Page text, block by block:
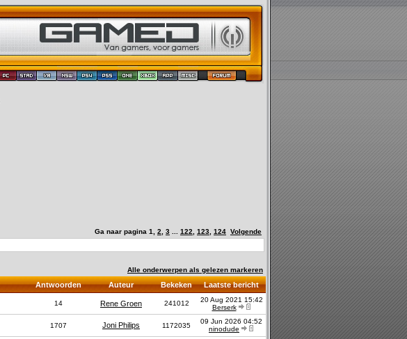
Ga naar pagina 1 2 3 122 123 124 Volgende
Alle onderwerpen als gelezen markeren
Antwoorden Auteur Bekeken Laatste bericht
14 Rene Groen 241012
20 Aug 2021 15:42
Berserk
1707 Joni Philips 1172035
09 Jun 2026 04:52
ninodude